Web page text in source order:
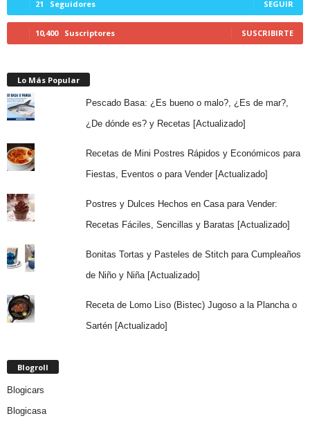
21 Seguidores SEGUIR
10,400 Suscriptores SUSCRIBIRTE
Lo Más Popular
Pescado Basa: ¿Es bueno o malo?, ¿Es de mar?,
¿De dónde es? y Recetas [Actualizado]
Recetas de Mini Postres Rápidos y Económicos para
Fiestas, Eventos o para Vender [Actualizado]
Postres y Dulces Hechos en Casa para Vender:
Recetas Fáciles, Sencillas y Baratas [Actualizado]
Bonitas Tortas y Pasteles de Stitch para Cumpleaños
de Niño y Niña [Actualizado]
Receta de Lomo Liso (Bistec) Jugoso a la Plancha o
Sartén [Actualizado]
Blogroll
Blogicars
Blogicasa